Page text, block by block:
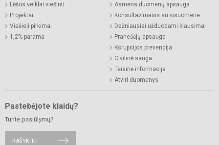
Lėšos veiklai viešinti
Projektai
Viešieji pirkimai
1,2% parama
Asmens duomenų apsauga
Konsultavimasis su visuomene
Dažniausiai užduodami klausimai
Pranešėjų apsauga
Korupcijos prevencija
Civilinė sauga
Teisinė informacija
Atviri duomenys
Pastebėjote klaidų?
Turite pasiūlymų?
RAŠYKITE